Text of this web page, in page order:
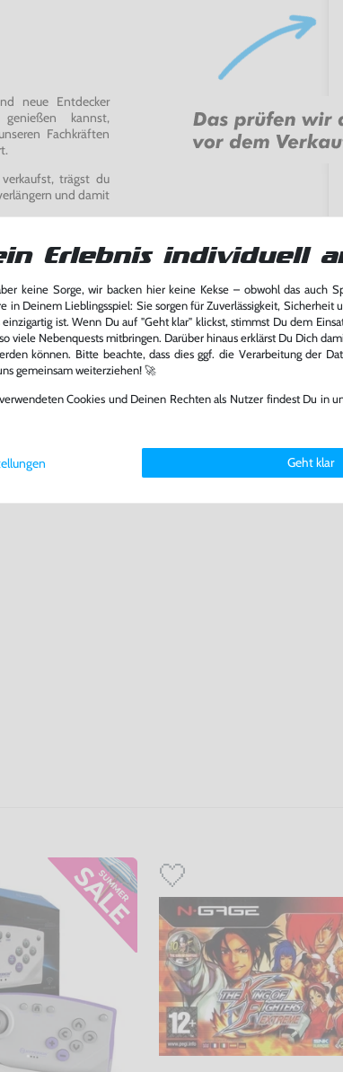
neue Entdecker
kannst,
Fachkräften
trägst du
und damit
Erlebnis individuell
keine Sorge, wir backen hier keine Kekse – obwohl das auch
in Deinem Lieblingsspiel: Sie sorgen für Zuverlässigkeit, Sicherheit
ist. Wenn Du auf "Geht klar" klickst, stimmst Du dem
viele Nebenquests mitbringen. Darüber hinaus erklärst Du Dich
können. Bitte beachte, dass dies ggf. die Verarbeitung der
gemeinsam weiterziehen! 🚀
Cookies und Deinen Rechten als Nutzer findest Du in
Geht klar